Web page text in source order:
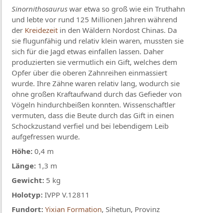
Sinornithosaurus war etwa so groß wie ein Truthahn
und lebte vor rund 125 Millionen Jahren während
der Kreidezeit in den Wäldern Nordost Chinas. Da
sie flugunfähig und relativ klein waren, mussten sie
sich für die Jagd etwas einfallen lassen. Daher
produzierten sie vermutlich ein Gift, welches dem
Opfer über die oberen Zahnreihen einmassiert
wurde. Ihre Zähne waren relativ lang, wodurch sie
ohne großen Kraftaufwand durch das Gefieder von
Vögeln hindurchbeißen konnten. Wissenschaftler
vermuten, dass die Beute durch das Gift in einen
Schockzustand verfiel und bei lebendigem Leib
aufgefressen wurde.
Höhe:0,4 m
Länge: 1,3 m
Gewicht: 5 kg
Holotyp: IVPP V.12811
Fundort: Yixian Formation, Sihetun, Provinz